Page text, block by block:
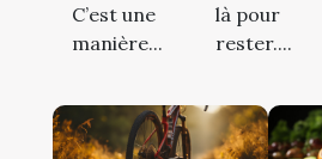
C’est une
manière...
là pour
rester....